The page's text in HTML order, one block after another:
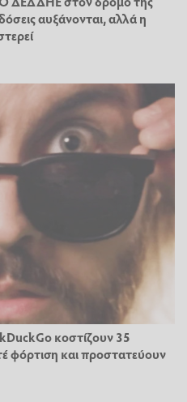
αυξάνονται, αλλά η
κοστίζουν 35
φόρτιση και προστατεύουν